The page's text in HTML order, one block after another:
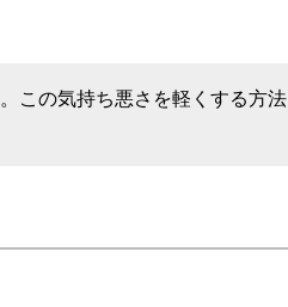
この気持ち悪さを軽くする方法